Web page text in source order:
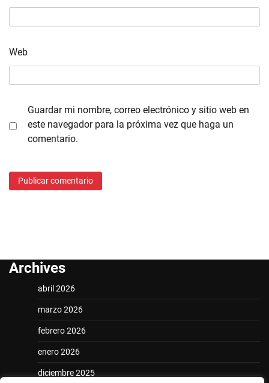
Web
Guardar mi nombre, correo electrónico y sitio web en
este navegador para la próxima vez que haga un
comentario.
Archives
abril 2026
marzo 2026
febrero 2026
enero 2026
diciembre 2025